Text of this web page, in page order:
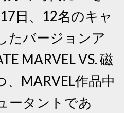
日、12名のキャ
たバージョンア
MARVEL VS. 磁
、MARVEL作品中
ータントであ